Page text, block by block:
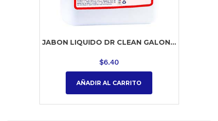
JABON LIQUIDO DR CLEAN GALON...
$6.40
AÑADIR AL CARRITO